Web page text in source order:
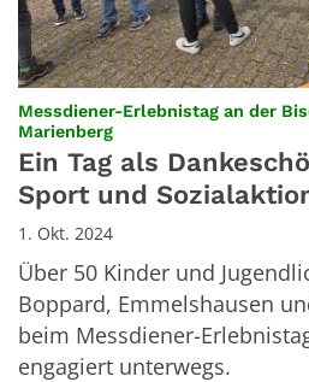
Messdiener-Erlebnistag an der
Marienberg:
Ein Tag als
Sport und
1. Okt. 2024
Über 50 Kinder und
Boppard, Emmelshausen
beim Messdiener-
engagiert unterwegs.